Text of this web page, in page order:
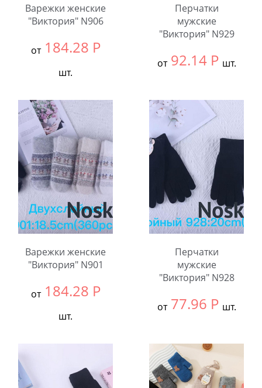
Варежки женские
"Виктория" N906
от 184.28 Р
шт.
В упаковке:
Количество:
Перчатки
мужские
"Виктория" N929
от 92.14Р шт.
В упаковке:
Количество:
Варежки женские
"Виктория" N901
от 184.28 Р
шт.
шт.
Перчатки
мужские
"Виктория" N928
от 77.96 Р шт.
В упаковке: